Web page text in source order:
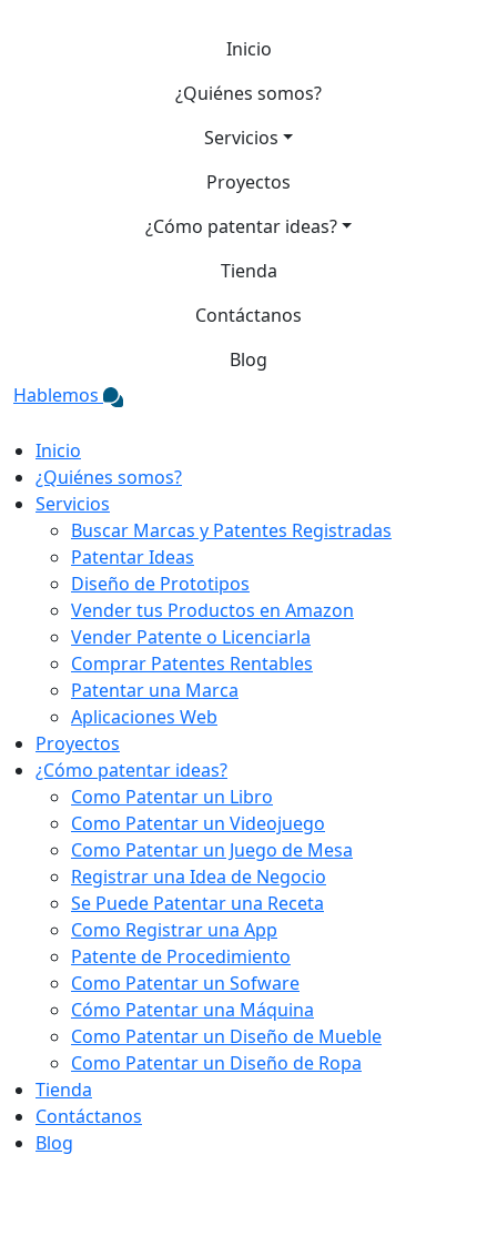
Inicio
¿Quiénes somos?
Servicios
Proyectos
¿Cómo patentar ideas?
Tienda
Contáctanos
Blog
Hablemos
Inicio
¿Quiénes somos?
Servicios
Buscar Marcas y Patentes Registradas
Patentar Ideas
Diseño de Prototipos
Vender tus Productos en Amazon
Vender Patente o Licenciarla
Comprar Patentes Rentables
Patentar una Marca
Aplicaciones Web
Proyectos
¿Cómo patentar ideas?
Como Patentar un Libro
Como Patentar un Videojuego
Como Patentar un Juego de Mesa
Registrar una Idea de Negocio
Se Puede Patentar una Receta
Como Registrar una App
Patente de Procedimiento
Como Patentar un Sofware
Cómo Patentar una Máquina
Como Patentar un Diseño de Mueble
Como Patentar un Diseño de Ropa
Tienda
Contáctanos
Blog